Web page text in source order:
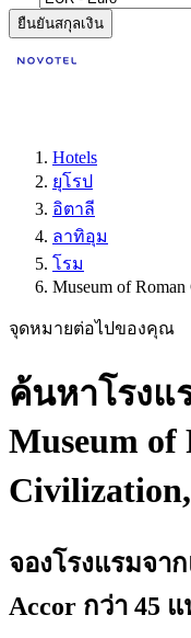
ยืนยันสกุลเงิน
Hotels
ยุโรป
อิตาลี
ลาทิอุม
โรม
Museum of
จุดหมายต่อไปของคุณ
ค้นหาโรงแ
Museum of
จองโรงแรมจา
Accor กว่า 45 แ